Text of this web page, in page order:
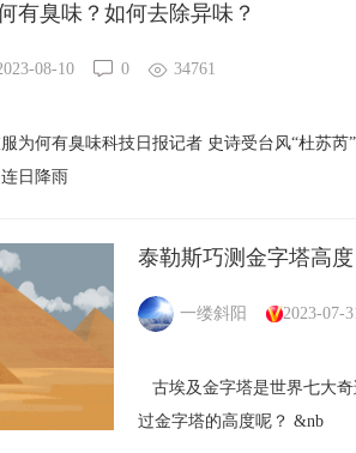
有臭味？如何去除异味？
08-10 0 34761
为何有臭味科技日报记者 史诗受台风“杜苏芮
日降雨
泰勒斯巧测金字塔高度
一缕斜阳 2023-07-
古埃及金字塔是世界七大
过金字塔的高度呢？ &nb